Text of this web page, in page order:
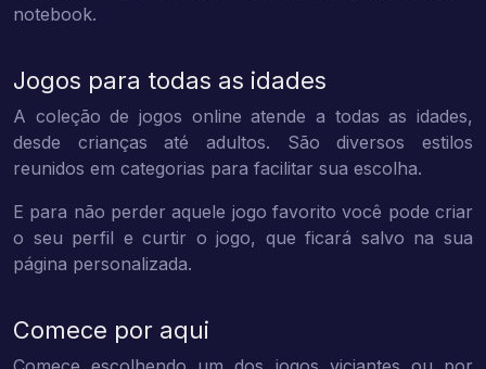
notebook.
Jogos para todas as idades
A coleção de jogos online atende a todas as idades,
desde crianças até adultos. São diversos estilos
reunidos em categorias para facilitar sua escolha.
E para não perder aquele jogo favorito você pode criar
o seu perfil e curtir o jogo, que ficará salvo na sua
página personalizada.
Comece por aqui